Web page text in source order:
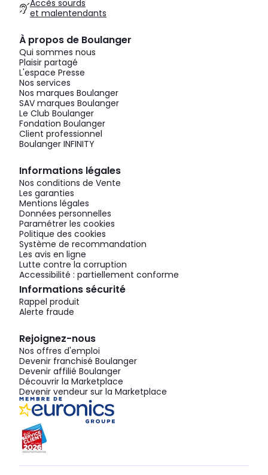
Accès sourds
et malentendants
À propos de Boulanger
Qui sommes nous
Plaisir partagé
L'espace Presse
Nos services
Nos marques Boulanger
SAV marques Boulanger
Le Club Boulanger
Fondation Boulanger
Client professionnel
Boulanger INFINITY
Informations légales
Nos conditions de Vente
Les garanties
Mentions légales
Données personnelles
Paramétrer les cookies
Politique des cookies
Système de recommandation
Les avis en ligne
Lutte contre la corruption
Accessibilité : partiellement conforme
Informations sécurité
Rappel produit
Alerte fraude
Rejoignez-nous
Nos offres d'emploi
Devenir franchisé Boulanger
Devenir affilié Boulanger
Découvrir la Marketplace
Devenir vendeur sur la Marketplace